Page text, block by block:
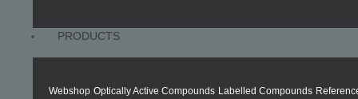
PRODUCTS
Webshop Optically Active Compounds Labelled Compounds